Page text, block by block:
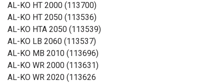
AL-KO HT 2000 (113700)
AL-KO HT 2050 (113536)
AL-KO HTA 2050 (113539)
AL-KO LB 2060 (113537)
AL-KO MB 2010 (113696)
AL-KO WR 2000 (113631)
AL-KO WR 2020 (113626